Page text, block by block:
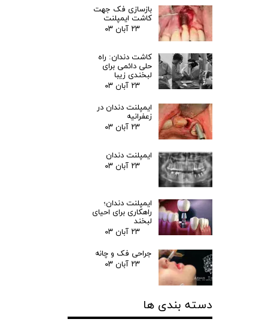
بازسازی فک جهت
کاشت ایمپلنت
۲۳ آبان ۰۳
کاشت دندان: راه
حلی دائمی برای
لبخندی زیبا
۲۳ آبان ۰۳
ایمپلنت دندان در
زعفرانیه
۲۳ آبان ۰۳
ایمپلنت دندان
۲۳ آبان ۰۳
ایمپلنت دندان؛
راهکاری برای احیای
لبخند
۲۳ آبان ۰۳
جراحی فک و چانه
۲۳ آبان ۰۳
دسته بندی ها